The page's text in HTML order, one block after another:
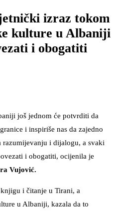
izraz tokom
kulture u Albaniji
i obogatiti
još jednom će potvrditi da
i inspiriše nas da zajedno
razumijevanju i dijalogu, a svaki
i obogatiti, ocijenila je
Vujović.
i čitanje u Tirani, a
u Albaniji, kazala da to